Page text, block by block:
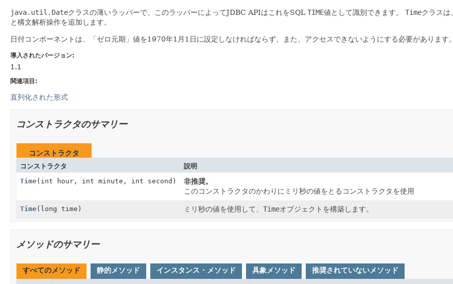
java.util.Dateクラスの薄いラッパーで、このラッパーによってJDBC APIはこれをSQL TIME値として識別できます。 Timeクラスは
と構文解析操作を追加します。
日付コンポーネントは、「ゼロ元期」値を1970年1月1日に設定しなければならず、また、アクセスできないようにする必要があります。
導入されたバージョン:
1.1
関連項目:
直列化された形式
コンストラクタのサマリー
コンストラクタ
コンストラクタ
説明
Time(int hour, int minute, int second)
非推奨。
このコンストラクタのかわりにミリ秒の値をとるコンストラクタを使用
Time(long time) ミリ秒の値を使用して、 Timeオブジェクトを構築します。
メソッドのサマリー
すべてのメソッド 静的メソッド インスタンス・メソッド 具象メソッド 推奨されていないメソッド